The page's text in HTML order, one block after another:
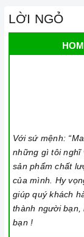
LỜI NGỎ
Với sứ mệnh:
những gì tôi nghĩ
sản phẩm chất
của mình. Hy
giúp quý khách
thành người bạn,
bạn !